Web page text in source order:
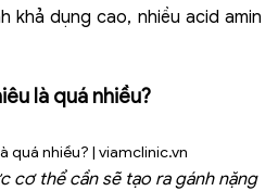
khả dụng cao, nhiều acid amin
là quá nhiều?
cơ thể cần sẽ tạo ra gánh nặng